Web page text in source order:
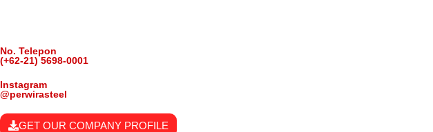
No. Telepon
(+62-21) 5698-0001
Instagram
@perwirasteel
GET OUR COMPANY PROFILE